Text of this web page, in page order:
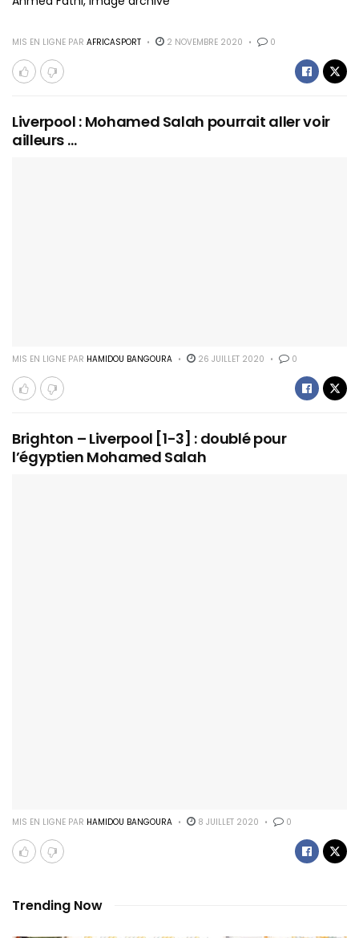
MIS EN LIGNE PAR AFRICASPORT 2 NOVEMBRE 2020 0
Liverpool : Mohamed Salah pourrait aller voir
ailleurs …
MIS EN LIGNE PAR HAMIDOU BANGOURA 26 JUILLET 2020 0
Brighton – Liverpool [1-3] : doublé pour
l’égyptien Mohamed Salah
MIS EN LIGNE PAR HAMIDOU BANGOURA 8 JUILLET 2020 0
Trending Now